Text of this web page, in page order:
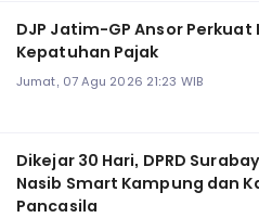
DJP Jatim-GP Ansor Perkuat
Kepatuhan Pajak
Jumat, 07 Agu 2026 21:23 WIB
Dikejar 30 Hari, DPRD
Nasib Smart Kampung dan
Pancasila